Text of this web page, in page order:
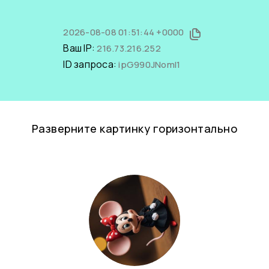
2026-08-08 01:51:44 +0000
Ваш IP:216.73.216.252
ID запроса:ipG990JNomI1
Разверните картинку горизонтально